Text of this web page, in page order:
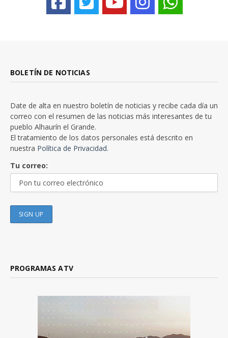
BOLETÍN DE NOTICIAS
Date de alta en nuestro boletín de noticias y recibe cada día un
correo con el resumen de las noticias más interesantes de tu
pueblo Alhaurín el Grande.
El tratamiento de los datos personales está descrito en
nuestra Política de Privacidad.
Tu correo:
PROGRAMAS ATV